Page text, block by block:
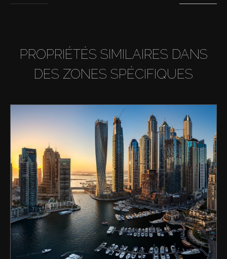
PROPRIÉTÉS SIMILAIRES DANS
DES ZONES SPÉCIFIQUES